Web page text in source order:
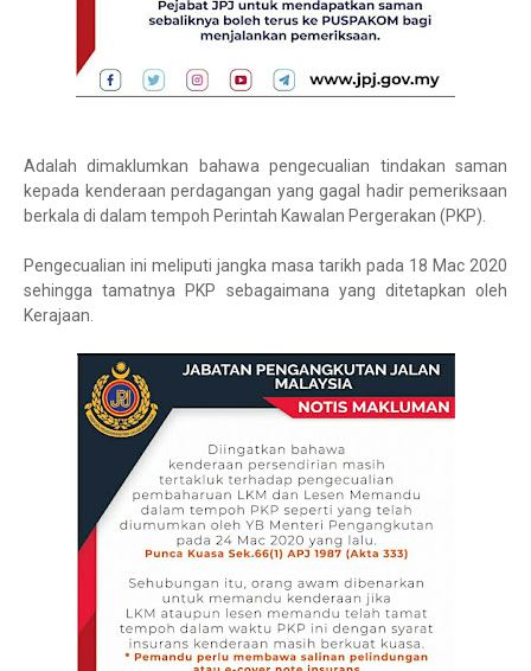
Adalah dimaklumkan bahawa pengecualian tindakan saman
kepada kenderaan perdagangan yang gagal hadir pemeriksaan
berkala di dalam tempoh Perintah Kawalan Pergerakan (PKP).
Pengecualian ini meliputi jangka masa tarikh pada 18 Mac 2020
sehingga tamatnya PKP sebagaimana yang ditetapkan oleh
Kerajaan.